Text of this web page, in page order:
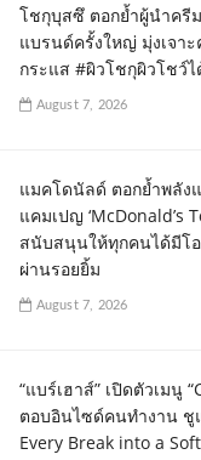
โชกุบุสซึ ตอกย้ำผู้นำครี
แบรนด์ครั้งใหญ่ มุ่งเจา
กระแส #ผิวโชกุผิวโชว์ไ
August 7, 2026
แมคโดนัลด์ ตอกย้ำพลัง
แคมเปญ ‘McDonald’s
สนับสนุนให้ทุกคนได้มีโ
ผ่านรอยยิ้ม
August 7, 2026
“แบร์เฮาส์” เปิดตัวเมนู
ตอบอินไซด์คนทำงาน ชู
Every Break into a